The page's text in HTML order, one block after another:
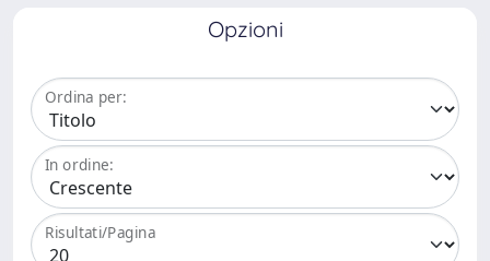
Opzioni
Ordina per:
In ordine:
Risultati/Pagina